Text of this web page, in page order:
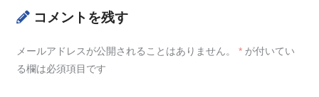
コメントを残す
メールアドレスが公開されることはありません。 * が付いてい
る欄は必須項目です